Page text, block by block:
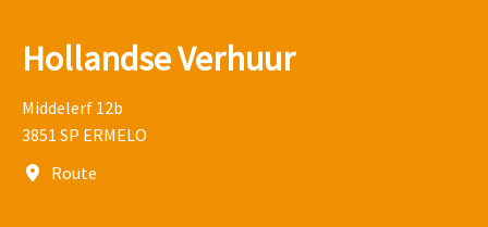
Hollandse Verhuur
Middelerf 12b
3851 SP ERMELO
Route